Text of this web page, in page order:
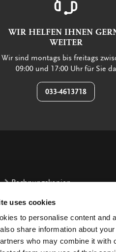
uses cookies
to personalise content and
share information about
who may combine it with
WIR HELFEN IHNEN
WEITER
Wir sind montags bis freitags
09:00 und 17:00 Uhr für Sie da
033-4613718
Rechnungskopien
Rückzahlung
Beschwerden
Stornierung
Contact